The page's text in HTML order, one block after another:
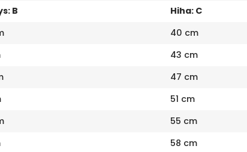
B
Hiha: C
40 cm
43 cm
47 cm
51 cm
55 cm
58 cm